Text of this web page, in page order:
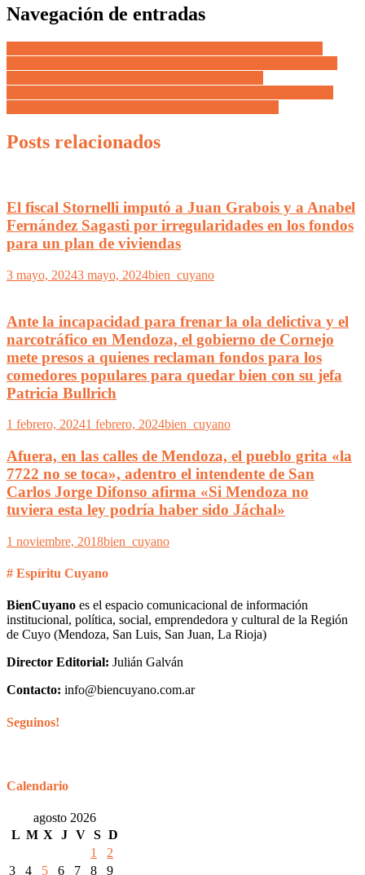
Navegación de entradas
Posts relacionados
El fiscal Stornelli imputó a Juan Grabois y a Anabel
Fernández Sagasti por irregularidades en los fondos
para un plan de viviendas
3 mayo, 20243 mayo, 2024bien_cuyano
Ante la incapacidad para frenar la ola delictiva y el
narcotráfico en Mendoza, el gobierno de Cornejo
mete presos a quienes reclaman fondos para los
comedores populares para quedar bien con su jefa
Patricia Bullrich
1 febrero, 20241 febrero, 2024bien_cuyano
Afuera, en las calles de Mendoza, el pueblo grita «la
7722 no se toca», adentro el intendente de San
Carlos Jorge Difonso afirma «Si Mendoza no
tuviera esta ley podría haber sido Jáchal»
1 noviembre, 2018bien_cuyano
# Espíritu Cuyano
BienCuyano es el espacio comunicacional de información
institucional, política, social, emprendedora y cultural de la Región
de Cuyo (Mendoza, San Luis, San Juan, La Rioja)
Director Editorial: Julián Galván
Contacto: info@biencuyano.com.ar
Seguinos!
Calendario
agosto 2026
L M X J V S D
1
2
3
4 5 6 7 8 9